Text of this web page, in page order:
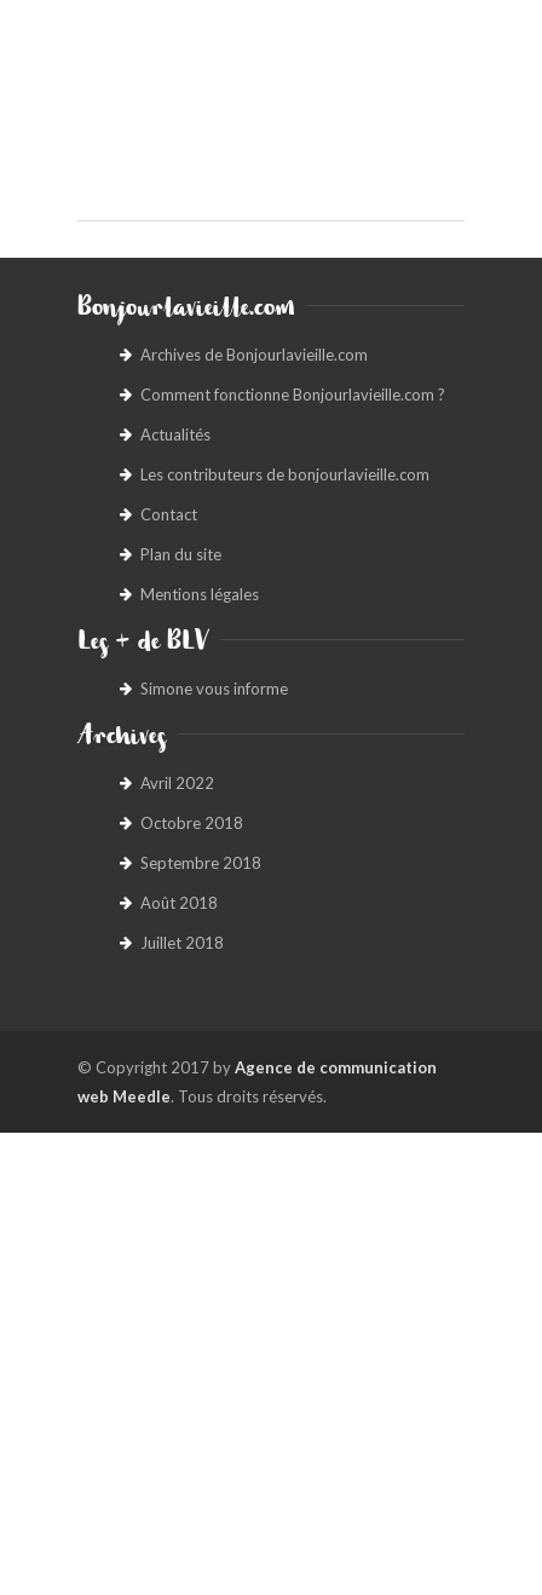
Bonjourlavieille.com
Archives de Bonjourlavieille.com
Comment fonctionne Bonjourlavieille.com ?
Actualités
Les contributeurs de bonjourlavieille.com
Contact
Plan du site
Mentions légales
Les + de BLV
Simone vous informe
Archives
Avril 2022
Octobre 2018
Septembre 2018
Août 2018
Juillet 2018
© Copyright 2017 byAgence de communication
web Meedle. Tous droits réservés.